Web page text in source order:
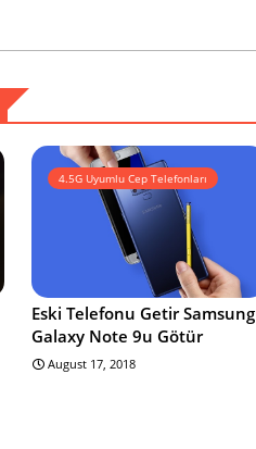
4.5G Uyumlu Cep Telefonları
Eski Telefonu Getir Samsung
Galaxy Note 9u Götür
August 17, 2018